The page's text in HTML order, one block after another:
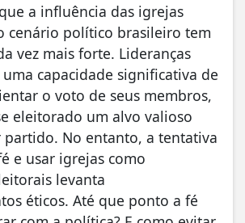
a influência das igrejas
cenário político brasileiro tem
vez mais forte. Lideranças
capacidade significativa de
o voto de seus membros,
eleitorado um alvo valioso
No entanto, a tentativa
e usar igrejas como
levanta
éticos. Até que ponto a fé